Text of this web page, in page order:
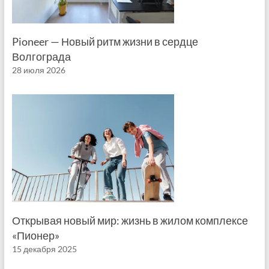
Pioneer — Новый ритм жизни в сердце
Волгограда
28 июля 2026
Открывая новый мир: жизнь в жилом комплексе
«Пионер»
15 декабря 2025